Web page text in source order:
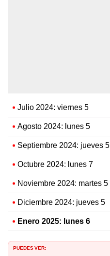
Julio 2024: viernes 5
Agosto 2024: lunes 5
Septiembre 2024: jueves 5
Octubre 2024: lunes 7
Noviembre 2024: martes 5
Diciembre 2024: jueves 5
Enero 2025: lunes 6
PUEDES VER: